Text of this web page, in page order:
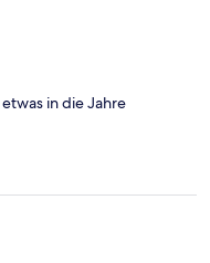
in die Jahre